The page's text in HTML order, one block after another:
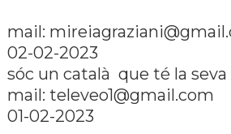
mail:
02-02-2023
sóc un català que té la
mail: televeo1@gmail.com
01-02-2023